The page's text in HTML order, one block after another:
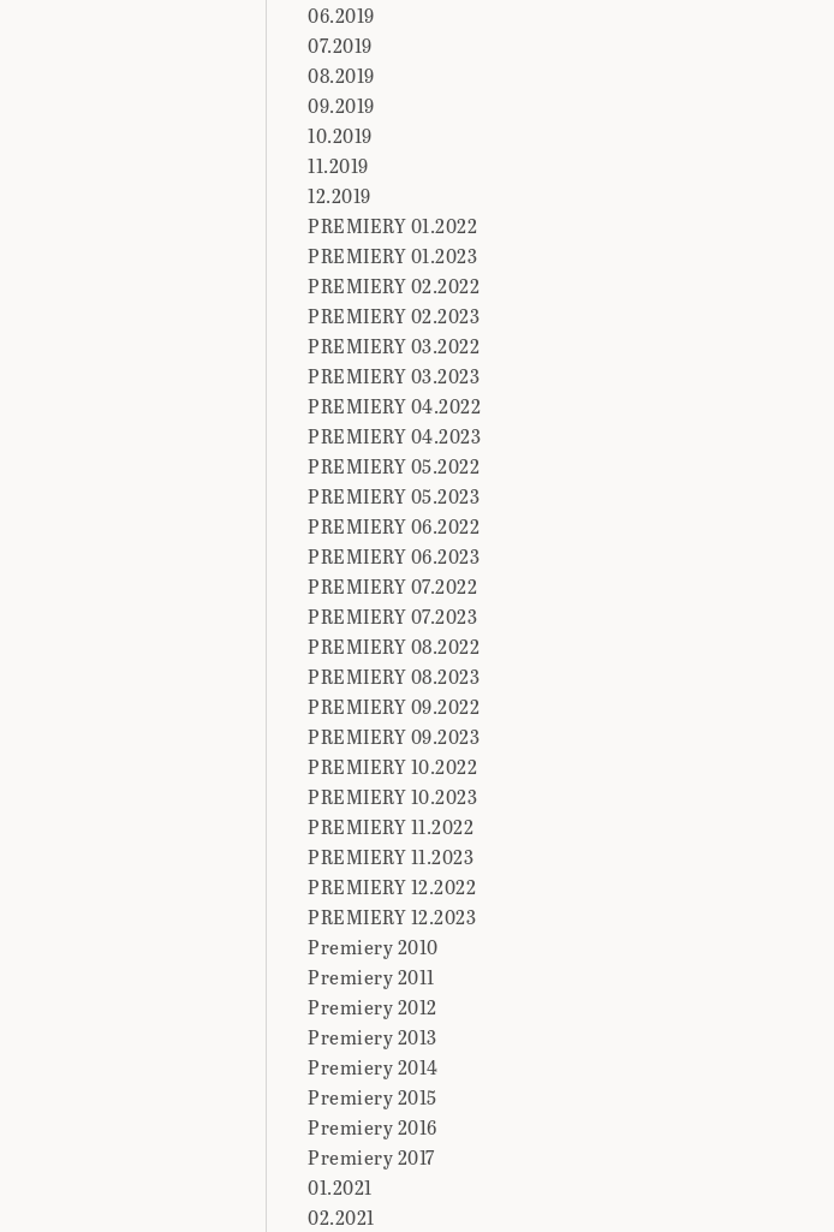
06.2019
07.2019
08.2019
09.2019
10.2019
11.2019
12.2019
PREMIERY 01.2022
PREMIERY 01.2023
PREMIERY 02.2022
PREMIERY 02.2023
PREMIERY 03.2022
PREMIERY 03.2023
PREMIERY 04.2022
PREMIERY 04.2023
PREMIERY 05.2022
PREMIERY 05.2023
PREMIERY 06.2022
PREMIERY 06.2023
PREMIERY 07.2022
PREMIERY 07.2023
PREMIERY 08.2022
PREMIERY 08.2023
PREMIERY 09.2022
PREMIERY 09.2023
PREMIERY 10.2022
PREMIERY 10.2023
PREMIERY 11.2022
PREMIERY 11.2023
PREMIERY 12.2022
PREMIERY 12.2023
Premiery 2010
Premiery 2011
Premiery 2012
Premiery 2013
Premiery 2014
Premiery 2015
Premiery 2016
Premiery 2017
01.2021
02.2021